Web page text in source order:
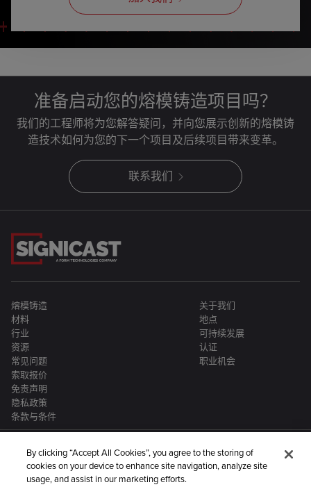
准备启动您的熔模铸造项目吗？
我们的工程师将为您解答疑问，并向您展示创新的熔模铸
造技术如何为您的下一个项目及后续项目带来变革。
联系我们
熔模铸造
材料
行业
资源
常见问题
关于我们
地点
可持续发展
认证
职业机会
索取报价
免责声明
隐私政策
条款与条件
By clicking “Accept All Cookies”, you agree to the storing of
cookies on your device to enhance site navigation, analyze site
usage, and assist in our marketing efforts.